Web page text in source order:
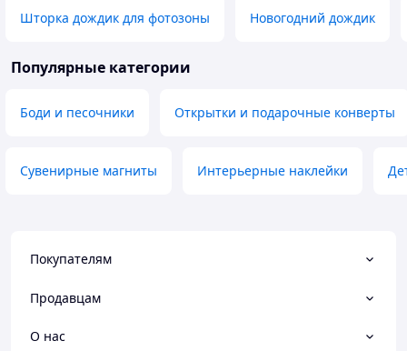
Шторка дождик для фотозоны Новогодний дождик
Популярные категории
Боди и песочники Открытки и подарочные конверты
Сувенирные магниты Интерьерные наклейки
Покупателям
Продавцам
О нас